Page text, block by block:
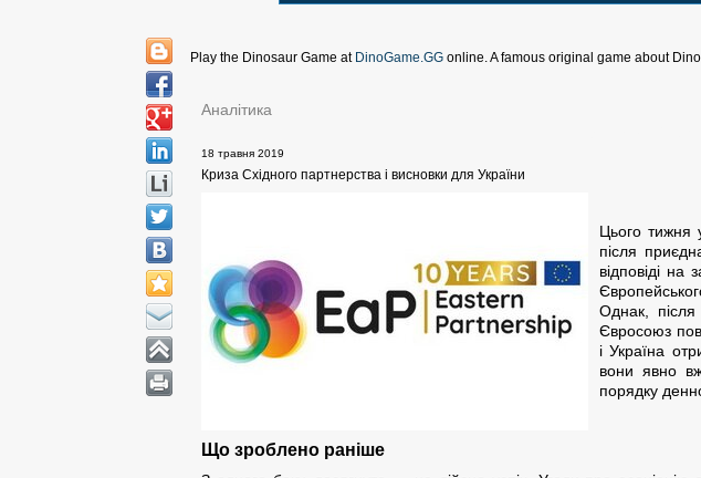
Play the Dinosaur Game at DinoGame.GG online. A famous original game about
Аналітика
18 травня 2019
Криза Східного партнерства і висновки для України
Цього тижня
після
відповіді
Однак,
Євросоюз
і Україна
вони явно
порядку
Що зроблено раніше